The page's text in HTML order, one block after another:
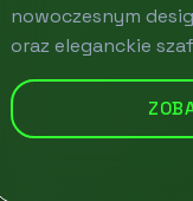
nowoczesnym
oraz eleganckie